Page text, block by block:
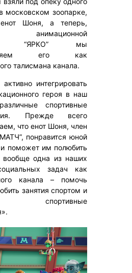
московском зоопарке,
Шоня, а теперь,
анимационной
“ЯРКО” мы
его как
талисмана канала.
интегрировать
героя в наш
спортивные
Прежде всего
что енот Шоня, член
понравится юной
и поможет им полюбить
вообще одна из наших
задач как
канала – помочь
занятия спортом и
спортивные